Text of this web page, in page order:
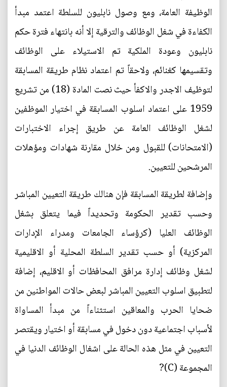
الوظيفة العامة، ومع وصول نابليون للسلطة اعتمد مبدأ
الكفاءة في شغل الوظائف والترقية إلا أنه بانتهاء فترة حكم
نابليون وعودة الملكية تم الاستيلاء على الوظائف
وتقسيمها كغنائم، ولاحقاً تم اعتماد نظام طريقة المسابقة
لتوظيف الاجدر والاكفأ حيث نصت المادة (18) من تشريع
1959 على اعتماد اسلوب المسابقة في اختيار الموظفين
لشغل الوظائف العامة عن طريق إجراء الاختبارات
(الامتحانات) للقبول ومن خلال مقارنة شهادات ومؤهلات
المرشحين للتعيين.
وإضافة لطريقة المسابقة فإن هنالك طريقة التعيين المباشر
وحسب تقدير الحكومة وتحديداً فيما يتعلق بشغل
الوظائف العليا (كرؤساء الجامعات ومدراء الإدارات
المركزية) أو حسب تقدير السلطة المحلية أو الاقليمية
لشغل وظائف إدارة مرافق المحافظات أو الاقليم، إضافة
لتطبيق اسلوب التعيين المباشر لبعض حالات المواطنين من
ضحايا الحرب والمعاقين استثناءاً من مبدأ المساواة
لأسباب اجتماعية دون دخول في مسابقة أو اختيار ويقتصر
التعيين في مثل هذه الحالة على اشغال الوظائف الدنيا في
المجموعة (C)?